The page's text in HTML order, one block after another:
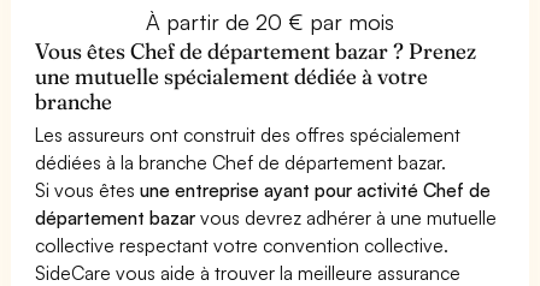
À partir de 20 € par mois
Vous êtes Chef de département bazar ? Prenez
une mutuelle spécialement dédiée à votre
branche
Les assureurs ont construit des offres spécialement
dédiées à la branche Chef de département bazar.
Si vous êtesune entreprise ayant pour activité Chef de
département bazar vous devrez adhérer à une mutuelle
collective respectant votre convention collective.
SideCare vous aide à trouver la meilleure assurance